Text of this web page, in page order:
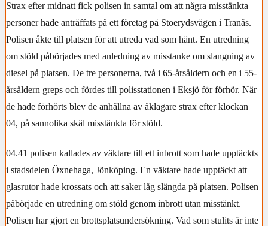
Strax efter midnatt fick polisen in samtal om att några misstänkta
personer hade anträffats på ett företag på Stoerydsvägen i Tranås.
Polisen åkte till platsen för att utreda vad som hänt. En utredning
om stöld påbörjades med anledning av misstanke om slangning av
diesel på platsen. De tre personerna, två i 65-årsåldern och en i 55-
årsåldern greps och fördes till polisstationen i Eksjö för förhör. När
de hade förhörts blev de anhållna av åklagare strax efter klockan
04, på sannolika skäl misstänkta för stöld.
04.41 polisen kallades av väktare till ett inbrott som hade upptäckts
i stadsdelen Öxnehaga, Jönköping. En väktare hade upptäckt att
glasrutor hade krossats och att saker låg slängda på platsen. Polisen
påbörjade en utredning om stöld genom inbrott utan misstänkt.
Polisen har gjort en brottsplatsundersökning. Vad som stulits är inte